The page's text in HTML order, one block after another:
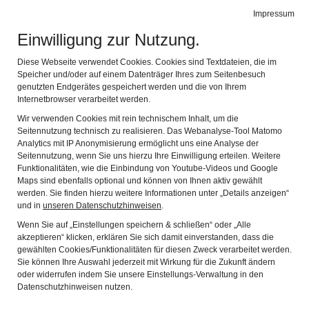
Impressum
Einwilligung zur Nutzung.
Diese Webseite verwendet Cookies. Cookies sind Textdateien, die im
Speicher und/oder auf einem Datenträger Ihres zum Seitenbesuch
genutzten Endgerätes gespeichert werden und die von Ihrem
Internetbrowser verarbeitet werden.
Wir verwenden Cookies mit rein technischem Inhalt, um die
Seitennutzung technisch zu realisieren. Das Webanalyse-Tool Matomo
Analytics mit IP Anonymisierung ermöglicht uns eine Analyse der
Seitennutzung, wenn Sie uns hierzu Ihre Einwilligung erteilen. Weitere
Funktionalitäten, wie die Einbindung von Youtube-Videos und Google
Maps sind ebenfalls optional und können von Ihnen aktiv gewählt
werden. Sie finden hierzu weitere Informationen unter „Details anzeigen“
und in unseren Datenschutzhinweisen.
Wenn Sie auf „Einstellungen speichern & schließen“ oder „Alle
akzeptieren“ klicken, erklären Sie sich damit einverstanden, dass die
gewählten Cookies/Funktionalitäten für diesen Zweck verarbeitet werden.
Sie können Ihre Auswahl jederzeit mit Wirkung für die Zukunft ändern
oder widerrufen indem Sie unsere Einstellungs-Verwaltung in den
Datenschutzhinweisen nutzen.
Gebärdensprache
Stadtmuseum Erlangen
Entdecken Sie Erlangens Geschichte
Das Museum
Informieren Sie sich über Geschichtee, Gegenwart und
Zukunft des Museums.